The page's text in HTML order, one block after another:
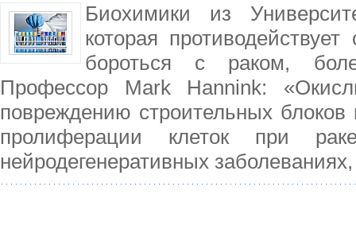
Биохимики из
которая
бороться с раком,
Профессор Mark Hannink:
повреждению строительных блоков
пролиферации клеток при
нейродегенеративных